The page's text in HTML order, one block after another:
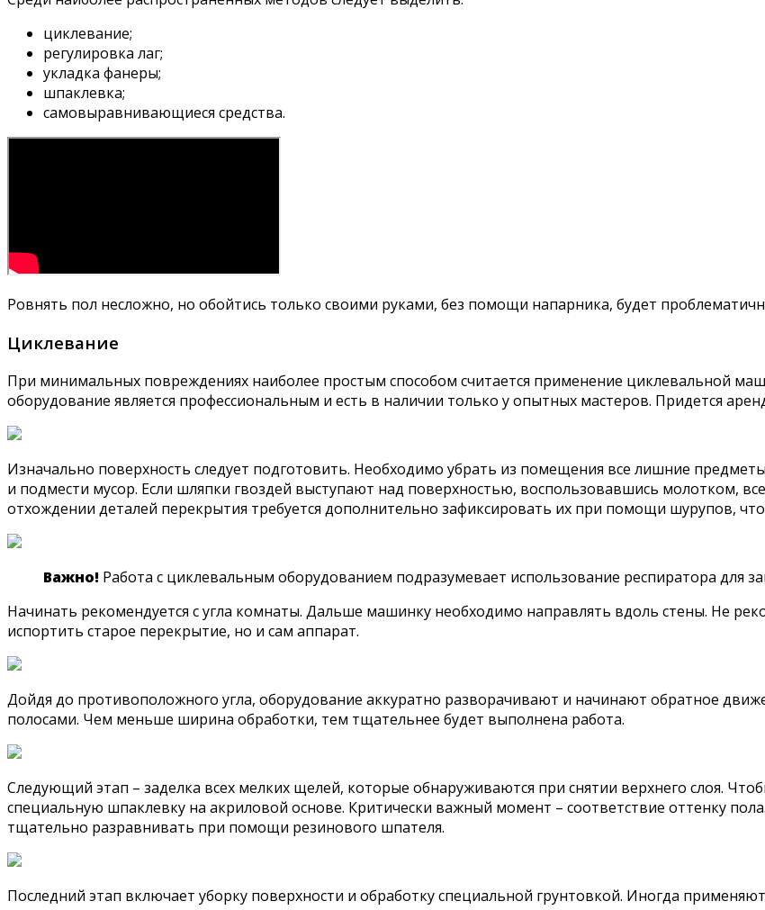
циклевание;
регулировка лаг;
укладка фанеры;
шпаклевка;
самовыравнивающиеся средства.
Ровнять пол несложно, но обойтись только своими руками, без помощи напарника, будет
Циклевание
При минимальных повреждениях наиболее простым способом считается применение циклевальной
оборудование является профессиональным и есть в наличии только у опытных мастеров. Придется
Изначально поверхность следует подготовить. Необходимо убрать из помещения все лишние
и подмести мусор. Если шляпки гвоздей выступают над поверхностью, воспользовавшись молотком,
отхождении деталей перекрытия требуется дополнительно зафиксировать их при помощи шурупов,
Важно! Работа с циклевальным оборудованием подразумевает использование респиратора для
Начинать рекомендуется с угла комнаты. Дальше машинку необходимо направлять вдоль стены. Не
испортить старое перекрытие, но и сам аппарат.
Дойдя до противоположного угла, оборудование аккуратно разворачивают и начинают обратное
полосами. Чем меньше ширина обработки, тем тщательнее будет выполнена работа.
Следующий этап – заделка всех мелких щелей, которые обнаруживаются при снятии верхнего слоя.
специальную шпаклевку на акриловой основе. Критически важный момент – соответствие оттенку
тщательно разравнивать при помощи резинового шпателя.
Последний этап включает уборку поверхности и обработку специальной грунтовкой. Иногда